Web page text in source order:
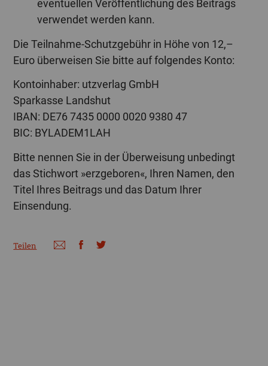
eventuellen Veröffentlichung des Beitrags
verwendet werden kann.
Die Teilnahme-Schutzgebühr in Höhe von 12,–
Euro überweisen Sie bitte auf folgendes Konto:
Kontoinhaber: utzverlag GmbH
Sparkasse Landshut
IBAN: DE76 7435 0000 0020 9380 47
BIC: BYLADEM1LAH
Bitte nennen Sie in der Überweisung unbedingt
das Stichwort »erzgeboren«, Ihren Namen, den
Titel Ihres Beitrags und das Datum Ihrer
Einsendung.
Teilen